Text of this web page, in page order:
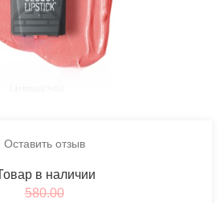
Оставить отзыв
в наличии
580.00